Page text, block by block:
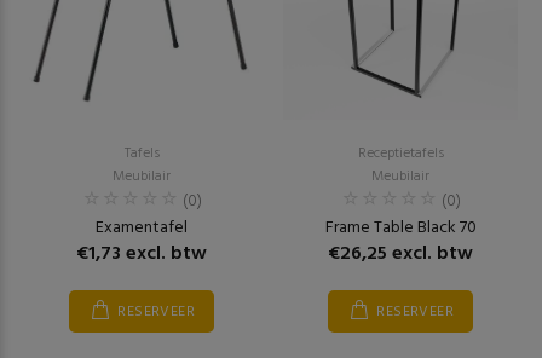
Tafels
Meubilair
(0)
Examentafel
€1,73 excl. btw
RESERVEER
Receptietafels
Meubilair
(0)
Frame Table Black 70
€26,25 excl. btw
RESERVEER